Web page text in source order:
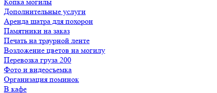
Дополнительные услуги
Аренда шатра для похорон
Памятники на заказ
Печать на траурной ленте
Возложение цветов на могилу
Перевозка груза 200
Фото и видеосъемка
Организация поминок
В кафе